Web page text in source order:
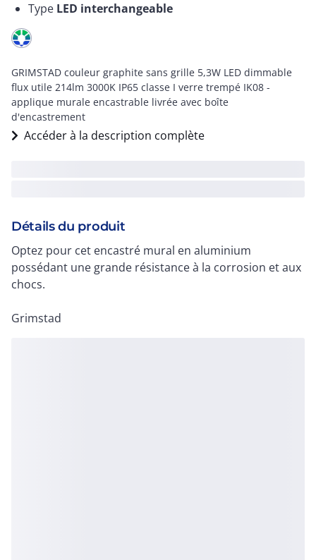
Type LED interchangeable
GRIMSTAD couleur graphite sans grille 5,3W LED dimmable
flux utile 214lm 3000K IP65 classe I verre trempé IK08 -
applique murale encastrable livrée avec boîte
d'encastrement
Accéder à la description complète
Détails du produit
Optez pour cet encastré mural en aluminium
possédant une grande résistance à la corrosion et aux
chocs.
Grimstad